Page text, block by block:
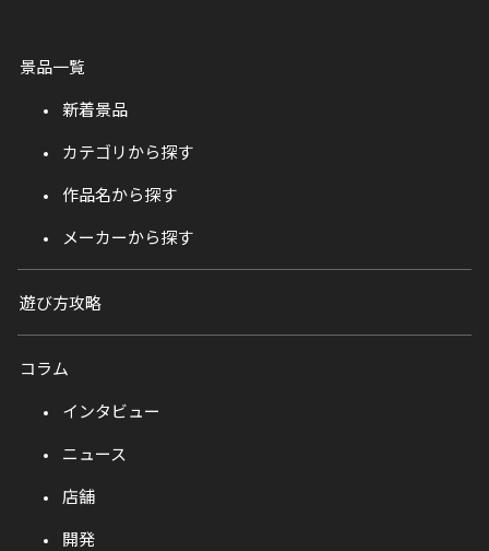
景品一覧
新着景品
カテゴリから探す
作品名から探す
メーカーから探す
遊び方攻略
コラム
インタビュー
ニュース
店舗
開発